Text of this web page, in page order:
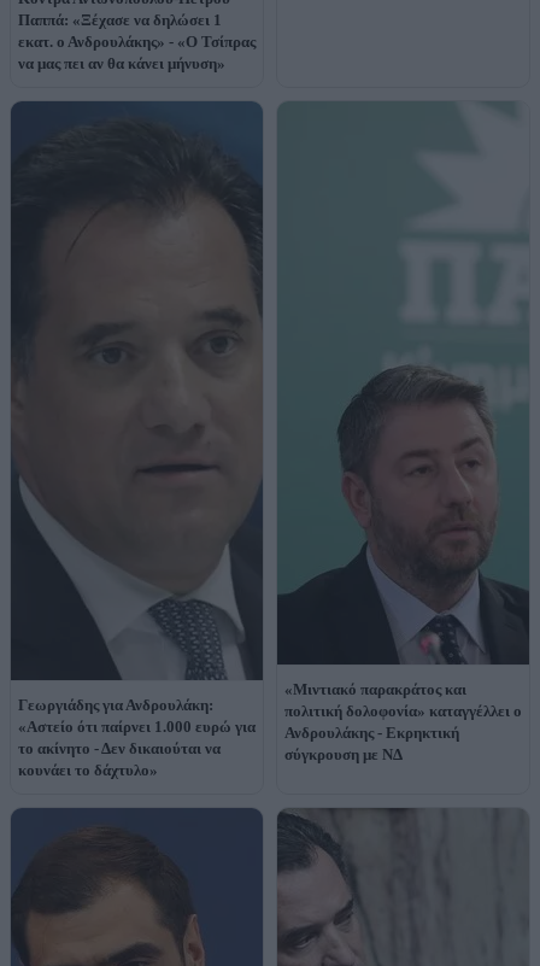
Παππά: «Ξέχασε να δηλώσει 1
εκατ. ο Ανδρουλάκης» - «Ο Τσίπρας
να μας πει αν θα κάνει μήνυση»
Γεωργιάδης για Ανδρουλάκη:
«Αστείο ότι παίρνει 1.000 ευρώ για
το ακίνητο - Δεν δικαιούται να
κουνάει το δάχτυλο»
«Μιντιακό παρακράτος και
πολιτική δολοφονία» καταγγέλλει ο
Ανδρουλάκης - Εκρηκτική
σύγκρουση με ΝΔ